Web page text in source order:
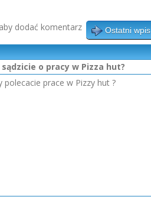
aby dodać komentarz Ostatni wpis
sądzicie o pracy w Pizza hut?
polecacie prace w Pizzy hut ?